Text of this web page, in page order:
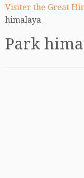
contenu
Visiter the Great
himalaya
Park